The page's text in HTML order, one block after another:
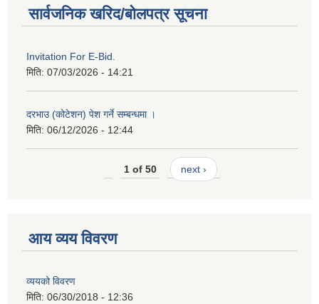
सार्वजनिक खरिद/बोलपत्र सूचना
Invitation For E-Bid.
मिति: 07/03/2026 - 14:21
दरभाउ (कोटेशन) पेश गर्ने सम्बन्धमा ।
मिति: 06/12/2026 - 12:44
1 of 50 next ›
आय व्यय विवरण
व्ययको विवरण
मिति: 06/30/2018 - 12:36